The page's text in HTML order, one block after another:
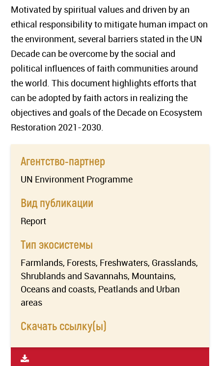
Motivated by spiritual values and driven by an
ethical responsibility to mitigate human impact on
the environment, several barriers stated in the UN
Decade can be overcome by the social and
political influences of faith communities around
the world. This document highlights efforts that
can be adopted by faith actors in realizing the
objectives and goals of the Decade on Ecosystem
Restoration 2021-2030.
Агентство-партнер
UN Environment Programme
Вид публикации
Report
Тип экосистемы
Farmlands, Forests, Freshwaters, Grasslands,
Shrublands and Savannahs, Mountains,
Oceans and coasts, Peatlands and Urban
areas
Скачать ссылку(ы)